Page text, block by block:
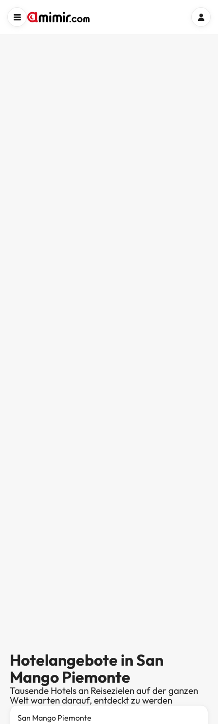
Hotelangebote in San
Mango Piemonte
Tausende Hotels an Reisezielen auf der ganzen
Welt warten darauf, entdeckt zu werden